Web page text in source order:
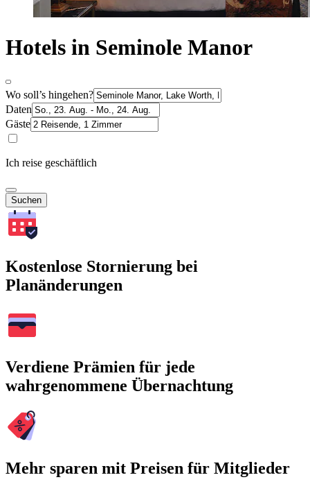
Hotels in Seminole Manor
Wo soll’s hingehen?
Daten
Gäste
Ich reise geschäftlich
Suchen
Kostenlose Stornierung bei
Planänderungen
Verdiene Prämien für jede
wahrgenommene Übernachtung
Mehr sparen mit Preisen für Mitglieder